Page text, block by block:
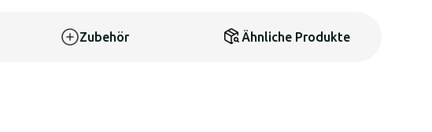
Zubehör Ähnliche Produkte